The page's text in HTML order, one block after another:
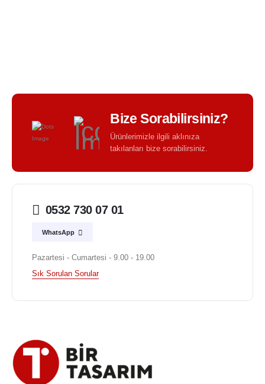
Bize Sorabilirsiniz?
Ürünlerimizle ilgili aklınıza
takılanları bize sorabilirsiniz.
0532 730 07 01
WhatsApp
Pazartesi - Cumartesi - 9.00 - 19.00
Sık Sorulan Sorular